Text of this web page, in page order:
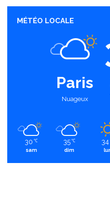
MÉTÉO LOCALE
Paris
Nuageux
30 ℃
sam
35 ℃
dim
34